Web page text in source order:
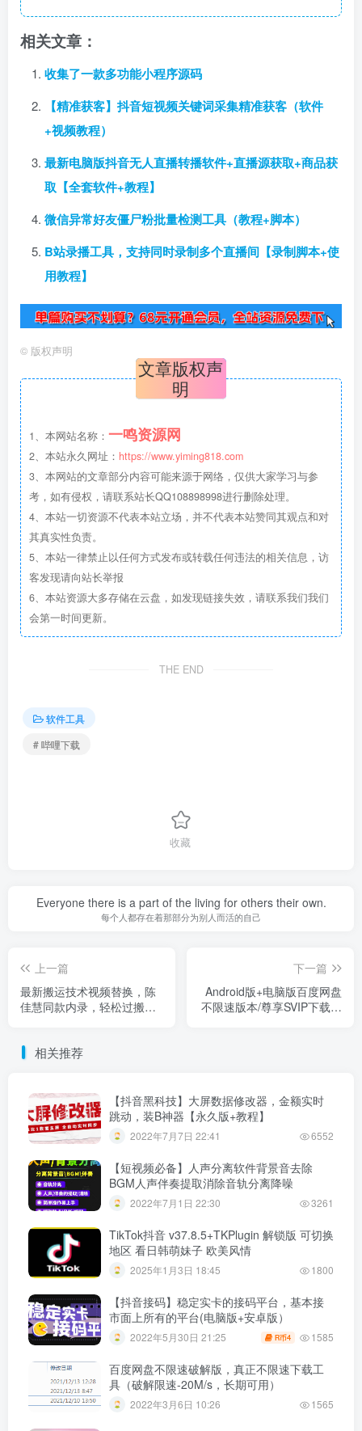
相关文章：
收集了一款多功能小程序源码
【精准获客】抖音短视频关键词采集精准获客（软件
+视频教程）
最新电脑版抖音无人直播转播软件+直播源获取+商品获
取【全套软件+教程】
微信异常好友僵尸粉批量检测工具（教程+脚本）
B站录播工具，支持同时录制多个直播间【录制脚本+使
用教程】
© 版权声明
文章版权声
明
1、本网站名称： 一鸣资源网
2、本站永久网址： https://www.yiming818.com
3、本网站的文章部分内容可能来源于网络，仅供大家学习与参
考，如有侵权，请联系站长QQ108898998进行删除处理。
4、本站一切资源不代表本站立场，并不代表本站赞同其观点和对
其真实性负责。
5、本站一律禁止以任何方式发布或转载任何违法的相关信息，访
客发现请向站长举报
6、本站资源大多存储在云盘，如发现链接失效，请联系我们我们
会第一时间更新。
THE END
软件工具
# 哔哩下载
收藏
Everyone there is a part of the living for others their own.
每个人都存在着那部分为别人而活的自己
上一篇
最新搬运技术视频替换，陈
佳慧同款内录，轻松过搬运
下一篇
Android版+电脑版百度网盘
不限速版本/尊享SVIP下载加
相关推荐
【抖音黑科技】大屏数据修改器，金额实时
跳动，装B神器【永久版+教程】
2022年7月7日 22:41 6552
【短视频必备】人声分离软件背景音去除
BGM人声伴奏提取消除音轨分离降噪
2022年7月1日 22:30 3261
TikTok抖音 v37.8.5+TKPlugin 解锁版 可切换
地区 看日韩萌妹子 欧美风情
2025年1月3日 18:45 1800
【抖音接码】稳定实卡的接码平台，基本接
市面上所有的平台(电脑版+安卓版）
2022年5月30日 21:25 R币4 1585
百度网盘不限速破解版，真正不限速下载工
具（破解限速-20M/s，长期可用）
2022年3月6日 10:26 1565